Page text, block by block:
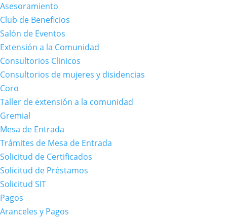
Asesoramiento
Club de Beneficios
Salón de Eventos
Extensión a la Comunidad
Consultorios Clinicos
Consultorios de mujeres y disidencias
Coro
Taller de extensión a la comunidad
Gremial
Mesa de Entrada
Trámites de Mesa de Entrada
Solicitud de Certificados
Solicitud de Préstamos
Solicitud SIT
Pagos
Aranceles y Pagos